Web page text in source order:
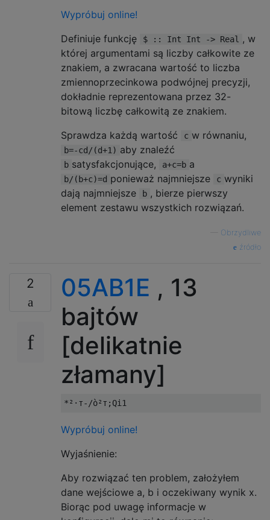
Wypróbuj online!
Definiuje funkcję
$ :: Int Int -> Real , w
której argumentami są liczby całkowite ze
znakiem, a zwracana wartość to liczba
zmiennoprzecinkowa podwójnej precyzji,
dokładnie reprezentowana przez 32-
bitową liczbę całkowitą ze znakiem.
Sprawdza każdą wartość
c w równaniu,
b=-cd/(d+1) aby znaleźć
b satysfakcjonujące, a+c=b a
b/(b+c)=d ponieważ najmniejsze c wyniki
dają najmniejsze
b , bierze pierwszy
element zestawu wszystkich rozwiązań.
Obrzydliwe
źródło
2 05AB1E , 13
bajtów
[delikatnie
złamany]
Wypróbuj online!
Wyjaśnienie:
Aby rozwiązać ten problem, założyłem
dane wejściowe a, b i oczekiwany wynik x.
Biorąc pod uwagę informacje w